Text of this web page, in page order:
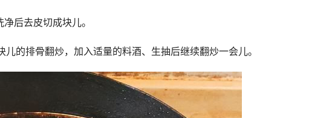
后去皮切成块儿。
的排骨翻炒，加入适量的料酒、生抽后继续翻炒一会儿。